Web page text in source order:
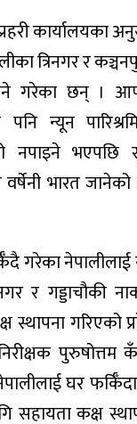
कार्यालयका
त्रिनगर र
गरेका छन् ।
न्यून
नपाइने भएपछि
भारत
गरेका नेपालीलाई
र गड्डाचौकी
स्थापना गरिएको
घर
सहायता कक्ष